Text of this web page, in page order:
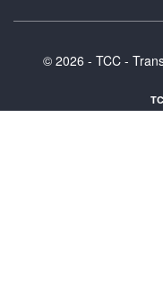
© 2026 - TCC -
TCC -